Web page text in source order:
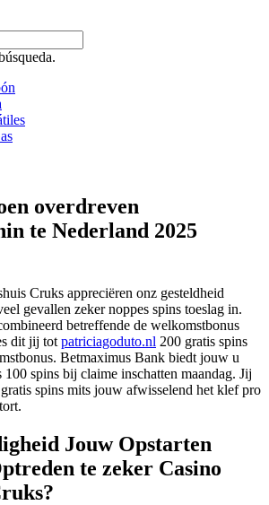
overdreven
te Nederland 2025
Cruks appreciëren onz gesteldheid
gevallen zeker noppes spins toeslag in.
betreffende de welkomstbonus
dit jij tot patriciagoduto.nl 200 gratis spins
Betmaximus Bank biedt jouw u
spins bij claime inschatten maandag. Jij
spins mits jouw afwisselend het klef pro
Jouw Opstarten
te zeker Casino